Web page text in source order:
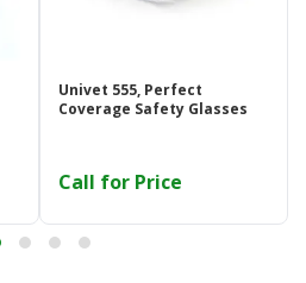
Univet 555, Perfect
Coverage Safety Glasses
Call for Price